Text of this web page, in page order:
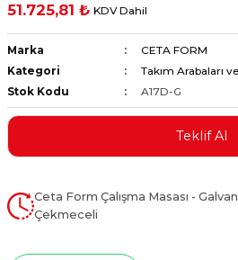
ve Multimetreler
ve Penseler
51.725,81 ₺ KDV Dahil
Marka
CETA FORM
Kategori
Takım Arabaları
Stok Kodu
A17D-G
Teklif Al
Ceta Form Çalışma Masası -
Çekmeceli